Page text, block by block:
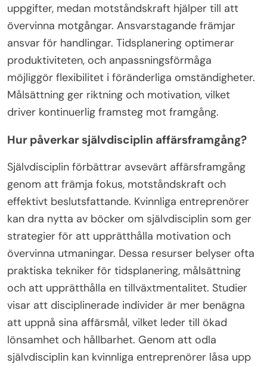
uppgifter, medan motståndskraft hjälper till att
övervinna motgångar. Ansvarstagande främjar
ansvar för handlingar. Tidsplanering optimerar
produktiviteten, och anpassningsförmåga
möjliggör flexibilitet i föränderliga omständigheter.
Målsättning ger riktning och motivation, vilket
driver kontinuerlig framsteg mot framgång.
Hur påverkar självdisciplin affärsframgång?
Självdisciplin förbättrar avsevärt affärsframgång
genom att främja fokus, motståndskraft och
effektivt beslutsfattande. Kvinnliga entreprenörer
kan dra nytta av böcker om självdisciplin som ger
strategier för att upprätthålla motivation och
övervinna utmaningar. Dessa resurser belyser ofta
praktiska tekniker för tidsplanering, målsättning
och att upprätthålla en tillväxtmentalitet. Studier
visar att disciplinerade individer är mer benägna
att uppnå sina affärsmål, vilket leder till ökad
lönsamhet och hållbarhet. Genom att odla
självdisciplin kan kvinnliga entreprenörer låsa upp